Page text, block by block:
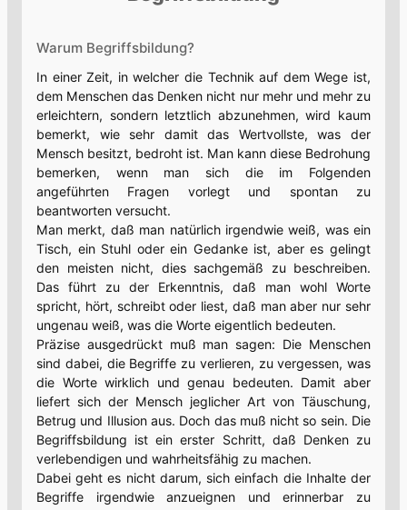
Warum Begriffsbildung?
In einer Zeit, in welcher die Technik auf dem Wege ist,
dem Menschen das Denken nicht nur mehr und mehr zu
erleichtern, sondern letztlich abzunehmen, wird kaum
bemerkt, wie sehr damit das Wertvollste, was der
Mensch besitzt, bedroht ist. Man kann diese Bedrohung
bemerken, wenn man sich die im Folgenden
angeführten Fragen vorlegt und spontan zu
beantworten versucht.
Man merkt, daß man natürlich irgendwie weiß, was ein
Tisch, ein Stuhl oder ein Gedanke ist, aber es gelingt
den meisten nicht, dies sachgemäß zu beschreiben.
Das führt zu der Erkenntnis, daß man wohl Worte
spricht, hört, schreibt oder liest, daß man aber nur sehr
ungenau weiß, was die Worte eigentlich bedeuten.
Präzise ausgedrückt muß man sagen: Die Menschen
sind dabei, die Begriffe zu verlieren, zu vergessen, was
die Worte wirklich und genau bedeuten. Damit aber
liefert sich der Mensch jeglicher Art von Täuschung,
Betrug und Illusion aus. Doch das muß nicht so sein. Die
Begriffsbildung ist ein erster Schritt, daß Denken zu
verlebendigen und wahrheitsfähig zu machen.
Dabei geht es nicht darum, sich einfach die Inhalte der
Begriffe irgendwie anzueignen und erinnerbar zu